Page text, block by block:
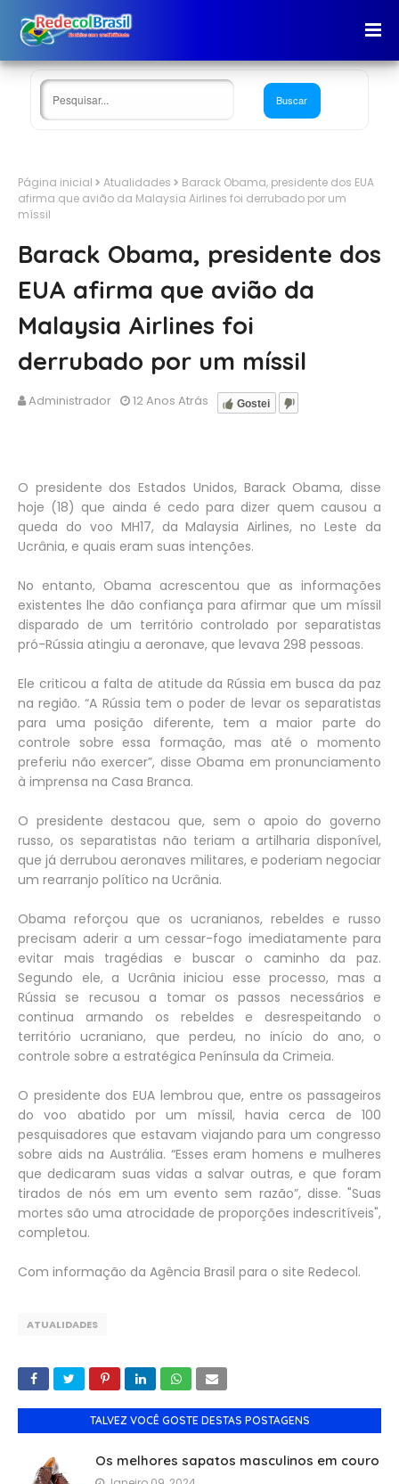
Página inicial Atualidades
Barack Obama, presidente dos EUA
afirma que avião da Malaysia Airlines foi derrubado por um
míssil
Barack Obama, presidente dos
EUA afirma que avião da
Malaysia Airlines foi
derrubado por um míssil
Administrador Gostei
12 Anos Atrás
O presidente dos Estados Unidos, Barack Obama, disse
hoje (18) que ainda é cedo para dizer quem causou a
queda do voo MH17, da Malaysia Airlines, no Leste da
Ucrânia, e quais eram suas intenções.
No entanto, Obama acrescentou que as informações
existentes lhe dão confiança para afirmar que um míssil
disparado de um território controlado por separatistas
pró-Rússia atingiu a aeronave, que levava 298 pessoas.
Ele criticou a falta de atitude da Rússia em busca da paz
na região. “A Rússia tem o poder de levar os separatistas
para uma posição diferente, tem a maior parte do
controle sobre essa formação, mas até o momento
preferiu não exercer”, disse Obama em pronunciamento
à imprensa na Casa Branca.
O presidente destacou que, sem o apoio do governo
russo, os separatistas não teriam a artilharia disponível,
que já derrubou aeronaves militares, e poderiam negociar
um rearranjo político na Ucrânia.
Obama reforçou que os ucranianos, rebeldes e russo
precisam aderir a um cessar-fogo imediatamente para
evitar mais tragédias e buscar o caminho da paz.
Segundo ele, a Ucrânia iniciou esse processo, mas a
Rússia se recusou a tomar os passos necessários e
continua armando os rebeldes e desrespeitando o
território ucraniano, que perdeu, no início do ano, o
controle sobre a estratégica Península da Crimeia.
O presidente dos EUA lembrou que, entre os passageiros
do voo abatido por um míssil, havia cerca de 100
pesquisadores que estavam viajando para um congresso
sobre aids na Austrália. “Esses eram homens e mulheres
que dedicaram suas vidas a salvar outras, e que foram
tirados de nós em um evento sem razão”, disse. "Suas
mortes são uma atrocidade de proporções indescritíveis",
completou.
Com informação da Agência Brasil para o site Redecol.
ATUALIDADES
TALVEZ VOCÊ GOSTE DESTAS POSTAGENS
Os melhores sapatos masculinos em couro